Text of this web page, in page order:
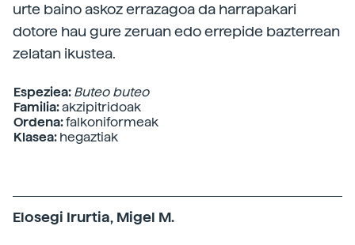
urte baino askoz errazagoa da harrapakari
dotore hau gure zeruan edo errepide bazterrean
zelatan ikustea.
Espeziea: Buteo buteo
Familia:akzipitridoak
Ordena:falkoniformeak
Klasea: hegaztiak
Elosegi Irurtia, Migel M.